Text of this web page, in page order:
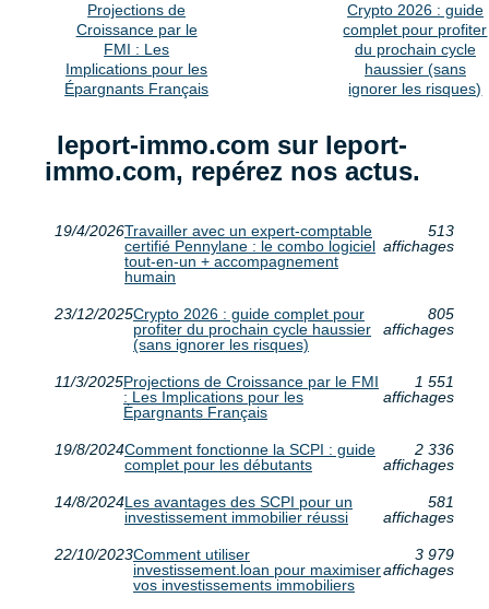
Projections de
Croissance par le
FMI : Les
Implications pour les
Épargnants Français
Crypto 2026 : guide
complet pour profiter
du prochain cycle
haussier (sans
ignorer les risques)
leport-immo.com sur leport-
immo.com, repérez nos actus.
19/4/2026Travailler avec un expert-comptable
certifié Pennylane : le combo logiciel
tout-en-un + accompagnement
humain
513
affichages
23/12/2025Crypto 2026 : guide complet pour
profiter du prochain cycle haussier
(sans ignorer les risques)
805
affichages
11/3/2025Projections de Croissance par le FMI
: Les Implications pour les
Épargnants Français
1 551
affichages
19/8/2024Comment fonctionne la SCPI : guide
complet pour les débutants
2 336
affichages
14/8/2024Les avantages des SCPI pour un
investissement immobilier réussi
581
affichages
22/10/2023Comment utiliser
investissement.loan pour maximiser
vos investissements immobiliers
3 979
affichages